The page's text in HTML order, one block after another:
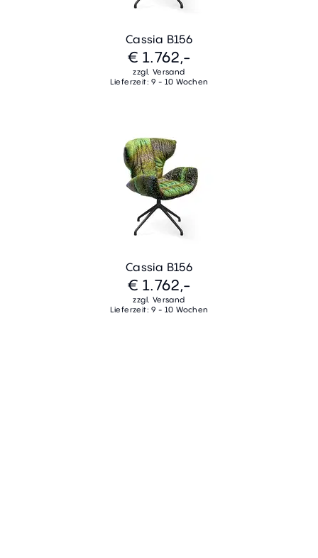
Cassia B156
€ 1.762,-
zzgl. Versand
Lieferzeit: 9 - 10 Wochen
Cassia B156
€ 1.762,-
zzgl. Versand
Lieferzeit: 9 - 10 Wochen